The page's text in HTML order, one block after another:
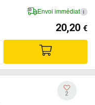
Envoi immédiat i
20,20 €
2